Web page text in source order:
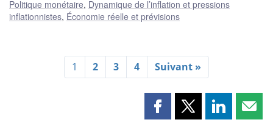
Politique monétaire, Dynamique de l’inflation et pressions
inflationnistes, Économie réelle et prévisions
1 2 3 4 Suivant »
PartagerPartagerPartager